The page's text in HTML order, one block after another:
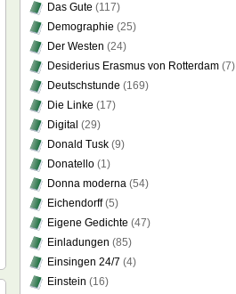
Das Gute (117)
Demographie (25)
Der Westen (24)
Desiderius Erasmus von Rotterdam (7)
Deutschstunde (169)
Die Linke (17)
Digital (29)
Donald Tusk (9)
Donatello (1)
Donna moderna (54)
Eichendorff(5)
Eigene Gedichte (47)
Einladungen (85)
Einsingen 24/7 (4)
Einstein (16)